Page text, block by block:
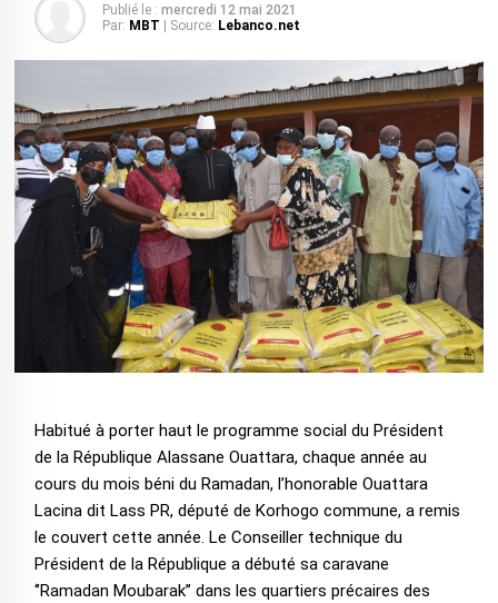
Publié le : mercredi 12 mai 2021
Par: MBT | Source: Lebanco.net
Habitué à porter haut le programme social du Président
de la République Alassane Ouattara, chaque année au
cours du mois béni du Ramadan, l’honorable Ouattara
Lacina dit Lass PR, député de Korhogo commune, a remis
le couvert cette année. Le Conseiller technique du
Président de la République a débuté sa caravane
‘’Ramadan Moubarak’’ dans les quartiers précaires des